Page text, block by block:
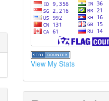
View My Stats